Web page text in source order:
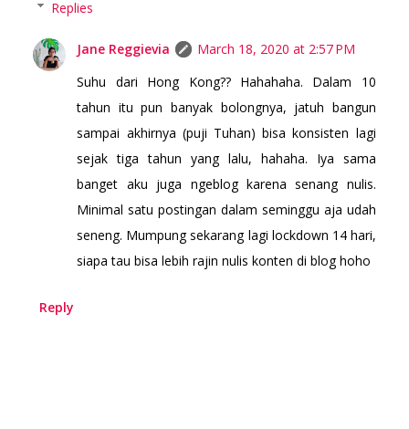
Replies
Jane Reggievia
March 18, 2020 at 2:57 PM
Suhu dari Hong Kong?? Hahahaha. Dalam 10
tahun itu pun banyak bolongnya, jatuh bangun
sampai akhirnya (puji Tuhan) bisa konsisten lagi
sejak tiga tahun yang lalu, hahaha. Iya sama
banget aku juga ngeblog karena senang nulis.
Minimal satu postingan dalam seminggu aja udah
seneng. Mumpung sekarang lagi lockdown 14 hari,
siapa tau bisa lebih rajin nulis konten di blog hoho
Reply